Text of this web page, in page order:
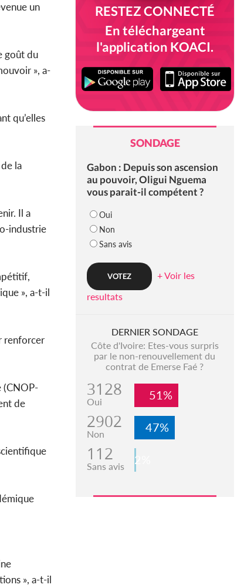
un
goût du
», a-
qu’elles
la
Il a
industrie
», a-t-il
renforcer
(CNOP-
de
», a-t-il
RESTEZ CONNECTÉ
En téléchargeant
l'application KOACI.
SONDAGE
Gabon : Depuis son ascension
au pouvoir, Oligui Nguema
vous parait-il compétent ?
Oui
Non
Sans avis
+ Voir les
resultats
DERNIER SONDAGE
Côte d'Ivoire: Etes-vous surpris
par le non-renouvellement du
contrat de Emerse Faé ?
3128
Oui 51%
2902
Non 47%
112
Sans avis 2%